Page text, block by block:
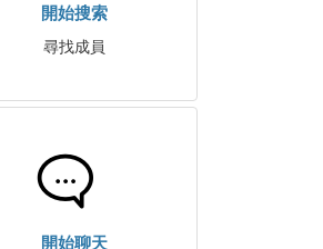
開始搜索
尋找成員
開始聊天